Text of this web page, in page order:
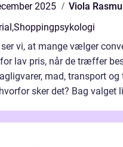
2025
Viola
,Shoppingpsykologi
vi, at mange vælger
lav pris, når de træffer
mad, transport og
sker det? Bag valget